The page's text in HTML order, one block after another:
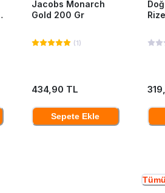
Jacobs Monarch
Gold 200 Gr
(1)
434,90 TL
Sepete Ekle